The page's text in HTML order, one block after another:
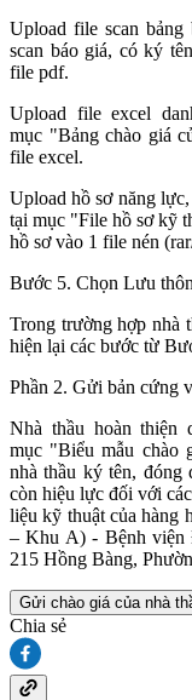
Upload file scan
scan báo giá, có ký
file pdf.
Upload file excel
mục "Bảng chào giá
file excel.
Upload hồ sơ năng
tại mục "File hồ sơ kỹ
hồ sơ vào 1 file nén
Bước 5. Chọn Lưu
Trong trường hợp nhà
hiện lại các bước từ
Phần 2. Gửi bản cứng
Nhà thầu hoàn thiện
mục "Biểu mẫu chào
nhà thầu ký tên, đóng
còn hiệu lực đối với
liệu kỹ thuật của hàng
– Khu A) - Bệnh
215 Hồng Bàng,
Gửi chào giá của nhà
Chia sẻ